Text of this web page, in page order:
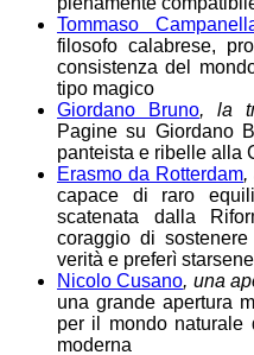
Tommaso
filosofo calabrese,
consistenza del
tipo magico
Giordano Bruno, la
Pagine su Giordano
panteista e ribelle alla
Erasmo da Rotterdam,
capace di raro
scatenata dalla
coraggio di
verità e preferì
Nicolo Cusano, una
una grande apertura
per il mondo naturale
moderna